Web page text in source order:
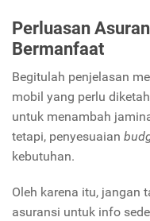
Perluasan
Bermanfaat
Begitulah penjelasan
mobil yang perlu
untuk menambah
tetapi, penyesuaian
kebutuhan.
Oleh karena itu, jangan
asuransi untuk info